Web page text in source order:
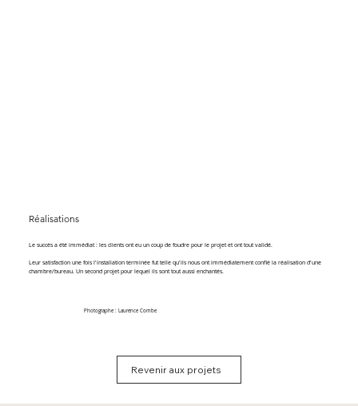
Réalisations
Le succès a été immédiat : les clients ont eu un coup de foudre pour le projet et ont tout validé.
Leur satisfaction une fois l'installation terminée fut telle qu'ils nous ont immédiatement confié la réalisation d'une
chambre/bureau. Un second projet pour lequel ils sont tout aussi enchantés.
Revenir aux projets
Photographe : Laurence Combe